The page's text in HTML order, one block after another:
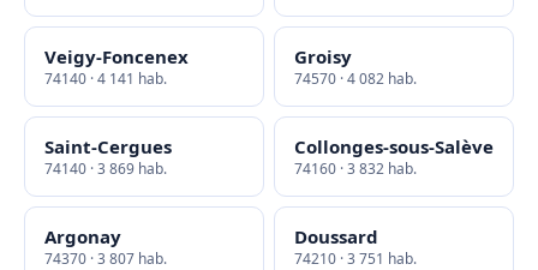
Veigy-Foncenex
74140 · 4 141 hab.
Groisy
74570 · 4 082 hab.
Saint-Cergues
74140 · 3 869 hab.
Collonges-sous-Salève
74160 · 3 832 hab.
Argonay
74370 · 3 807 hab.
Doussard
74210 · 3 751 hab.